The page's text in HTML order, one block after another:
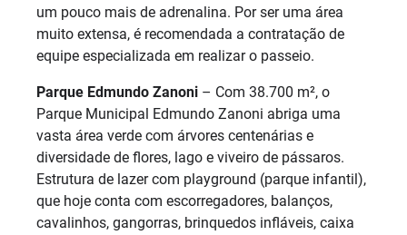
um pouco mais de adrenalina. Por ser uma área
muito extensa, é recomendada a contratação de
equipe especializada em realizar o passeio.
Parque Edmundo Zanoni – Com 38.700 m², o
Parque Municipal Edmundo Zanoni abriga uma
vasta área verde com árvores centenárias e
diversidade de flores, lago e viveiro de pássaros.
Estrutura de lazer com playground (parque infantil),
que hoje conta com escorregadores, balanços,
cavalinhos, gangorras, brinquedos infláveis, caixa